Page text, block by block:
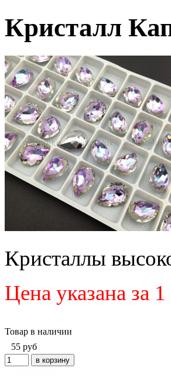
Кристалл
Кристаллы
Цена указана за
Товар в наличии
55 руб